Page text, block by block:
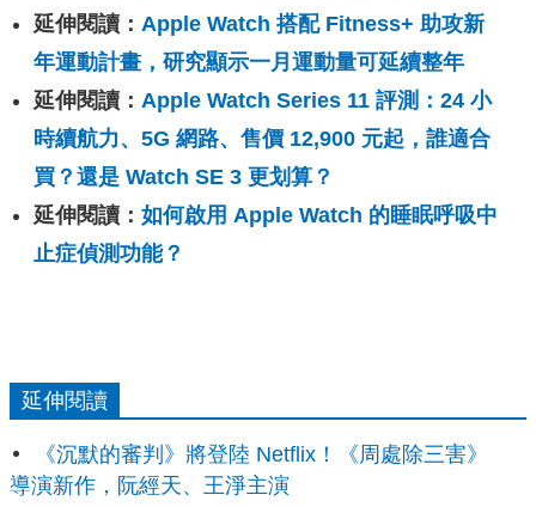
延伸閱讀： Apple Watch 搭配 Fitness+ 助攻新
年運動計畫，研究顯示一月運動量可延續整年
延伸閱讀： Apple Watch Series 11 評測：24 小
時續航力、5G 網路、售價 12,900 元起，誰適合
買？還是 Watch SE 3 更划算？
延伸閱讀： 如何啟用 Apple Watch 的睡眠呼吸中
止症偵測功能？
延伸閱讀
《沉默的審判》將登陸 Netflix！《周處除三害》
導演新作，阮經天、王淨主演